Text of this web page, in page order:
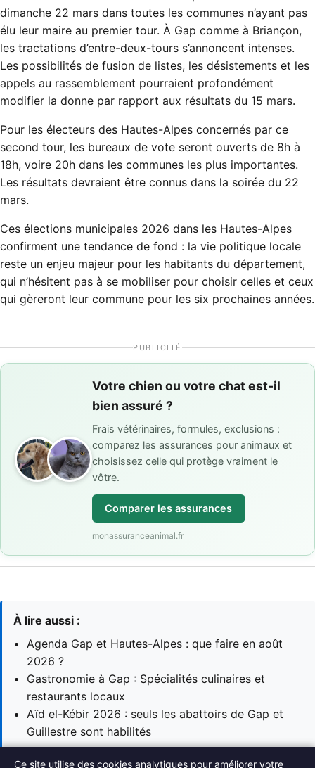
dimanche 22 mars dans toutes les communes n’ayant pas
élu leur maire au premier tour. À Gap comme à Briançon,
les tractations d’entre-deux-tours s’annoncent intenses.
Les possibilités de fusion de listes, les désistements et les
appels au rassemblement pourraient profondément
modifier la donne par rapport aux résultats du 15 mars.
Pour les électeurs des Hautes-Alpes concernés par ce
second tour, les bureaux de vote seront ouverts de 8h à
18h, voire 20h dans les communes les plus importantes.
Les résultats devraient être connus dans la soirée du 22
mars.
Ces élections municipales 2026 dans les Hautes-Alpes
confirment une tendance de fond : la vie politique locale
reste un enjeu majeur pour les habitants du département,
qui n’hésitent pas à se mobiliser pour choisir celles et ceux
qui gèreront leur commune pour les six prochaines années.
PUBLICITÉ
Votre chien ou votre chat est-il
bien assuré ?
Frais vétérinaires, formules, exclusions :
comparez les assurances pour animaux et
choisissez celle qui protège vraiment le
vôtre.
Comparer les assurances
monassuranceanimal.fr
À lire aussi :
Agenda Gap et Hautes-Alpes : que faire en août
2026 ?
Gastronomie à Gap : Spécialités culinaires et
restaurants locaux
Aïd el-Kébir 2026 : seuls les abattoirs de Gap et
Guillestre sont habilités
Ce site utilise des cookies analytiques pour améliorer votre